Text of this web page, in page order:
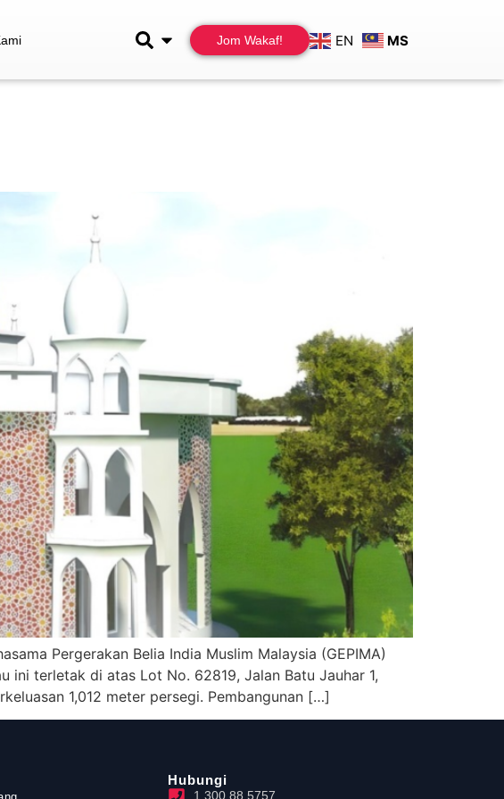
Jom Wakaf! EN MS
Pergerakan Belia India Muslim Malaysia (GEPIMA)
ini terletak di atas Lot No. 62819, Jalan Batu Jauhar 1,
1,012 meter persegi. Pembangunan […]
Hubungi
1 300 88 5757